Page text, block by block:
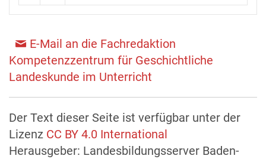
E-Mail an die Fachredaktion
Kompetenzzentrum für Geschichtliche
Landeskunde im Unterricht
Der Text dieser Seite ist verfügbar unter der
Lizenz CC BY 4.0 International
Herausgeber: Landesbildungsserver Baden-